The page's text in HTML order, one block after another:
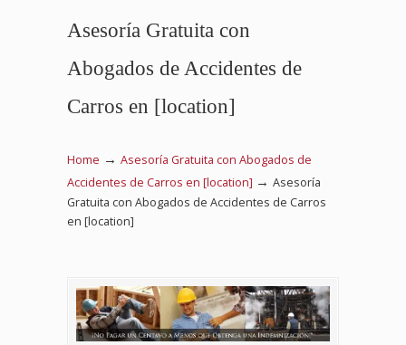
Asesoría Gratuita con
Abogados de Accidentes de
Carros en [location]
Home → Asesoría Gratuita con Abogados de
Accidentes de Carros en [location] → Asesoría
Gratuita con Abogados de Accidentes de Carros
en [location]